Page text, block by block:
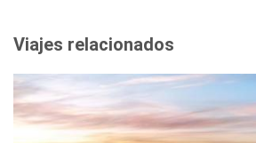
Viajes relacionados